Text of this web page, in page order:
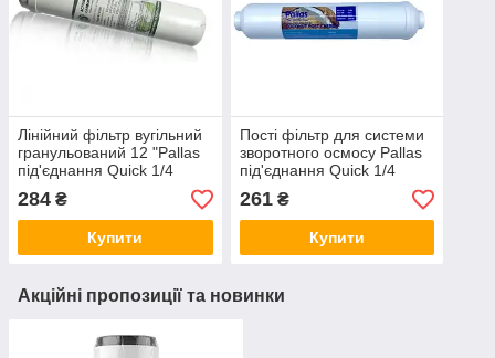
Лінійний фільтр вугільний
гранульований 12 "Pallas
під'єднання Quick 1/4
284 ₴
Купити
Пості фільтр для системи
зворотного осмосу Pallas
під'єднання Quick 1/4
261₴
Купити
Акційні пропозиції та новинки